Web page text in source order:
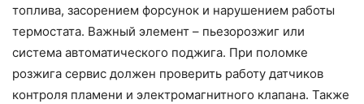
топлива, засорением форсунок и нарушением работы
термостата. Важный элемент – пьезорозжиг или
система автоматического поджига. При поломке
розжига сервис должен проверить работу датчиков
контроля пламени и электромагнитного клапана. Также